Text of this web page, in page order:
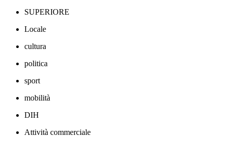
SUPERIORE
Locale
cultura
politica
sport
mobilità
DIH
Attività commerciale